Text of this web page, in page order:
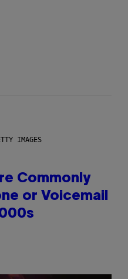
IMAGES
Commonly
or Voicemail